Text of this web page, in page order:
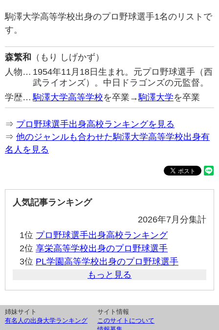
駒澤大学高等学校出身のプロ野球選手1名のリストで
す。
森繁和
（もり しげかず）
人物… 1954年11月18日生まれ。元プロ野球選手（西
武ライオンズ）。中日ドラゴンズの元監督。
学歴… 駒澤大学高等学校を卒業→駒澤大学を卒業
⇒ プロ野球選手出身高校ランキングを見る
⇒ 他のジャンルも合わせた駒澤大学高等学校出身有
名人を見る
人気記事ランキング
2026年7月分集計
1位 プロ野球選手出身高校ランキング
2位 享栄高等学校出身のプロ野球選手
3位 PL学園高等学校出身のプロ野球選手
もっと見る
姉妹サイト
有名人の出身大学ランキング
サイト情報
このサイトについて